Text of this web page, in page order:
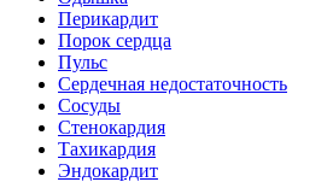
Перикардит
Порок сердца
Пульс
Сердечная недостаточность
Сосуды
Стенокардия
Тахикардия
Эндокардит